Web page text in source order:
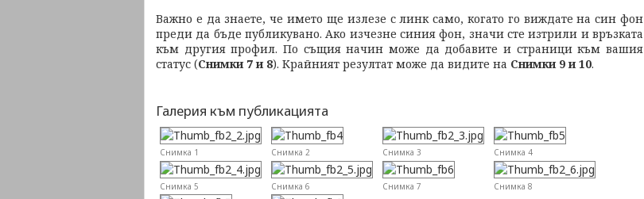
Важно е да знаете, че името ще излезе с линк само, когато го виждате на син фон
преди да бъде публикувано. Ако изчезне синия фон, значи сте изтрили и връзката
към другия профил. По същия начин може да добавите и страници към вашия
статус (Снимки 7 и 8). Крайният резултат може да видите на Снимки 9 и 10.
Галерия към публикацията
Снимка 1 Снимка 2 Снимка 3 Снимка 4
Снимка 5 Снимка 6 Снимка 7 Снимка 8